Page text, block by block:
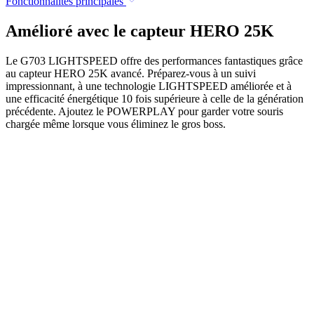
Amélioré avec le capteur HERO 25K
Le G703 LIGHTSPEED offre des performances fantastiques grâce
au capteur HERO 25K avancé. Préparez-vous à un suivi
impressionnant, à une technologie LIGHTSPEED améliorée et à
une efficacité énergétique 10 fois supérieure à celle de la génération
précédente. Ajoutez le POWERPLAY pour garder votre souris
chargée même lorsque vous éliminez le gros boss.